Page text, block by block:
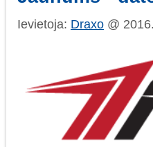
Ievietoja: Draxo @